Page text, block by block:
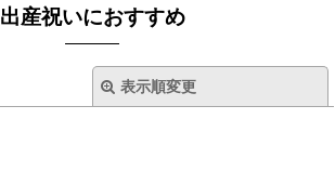
出産祝いにおすすめ
表示順変更